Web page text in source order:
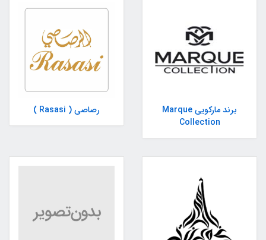
برند مارکویی Marque
Collection
رصاصی ( Rasasi )